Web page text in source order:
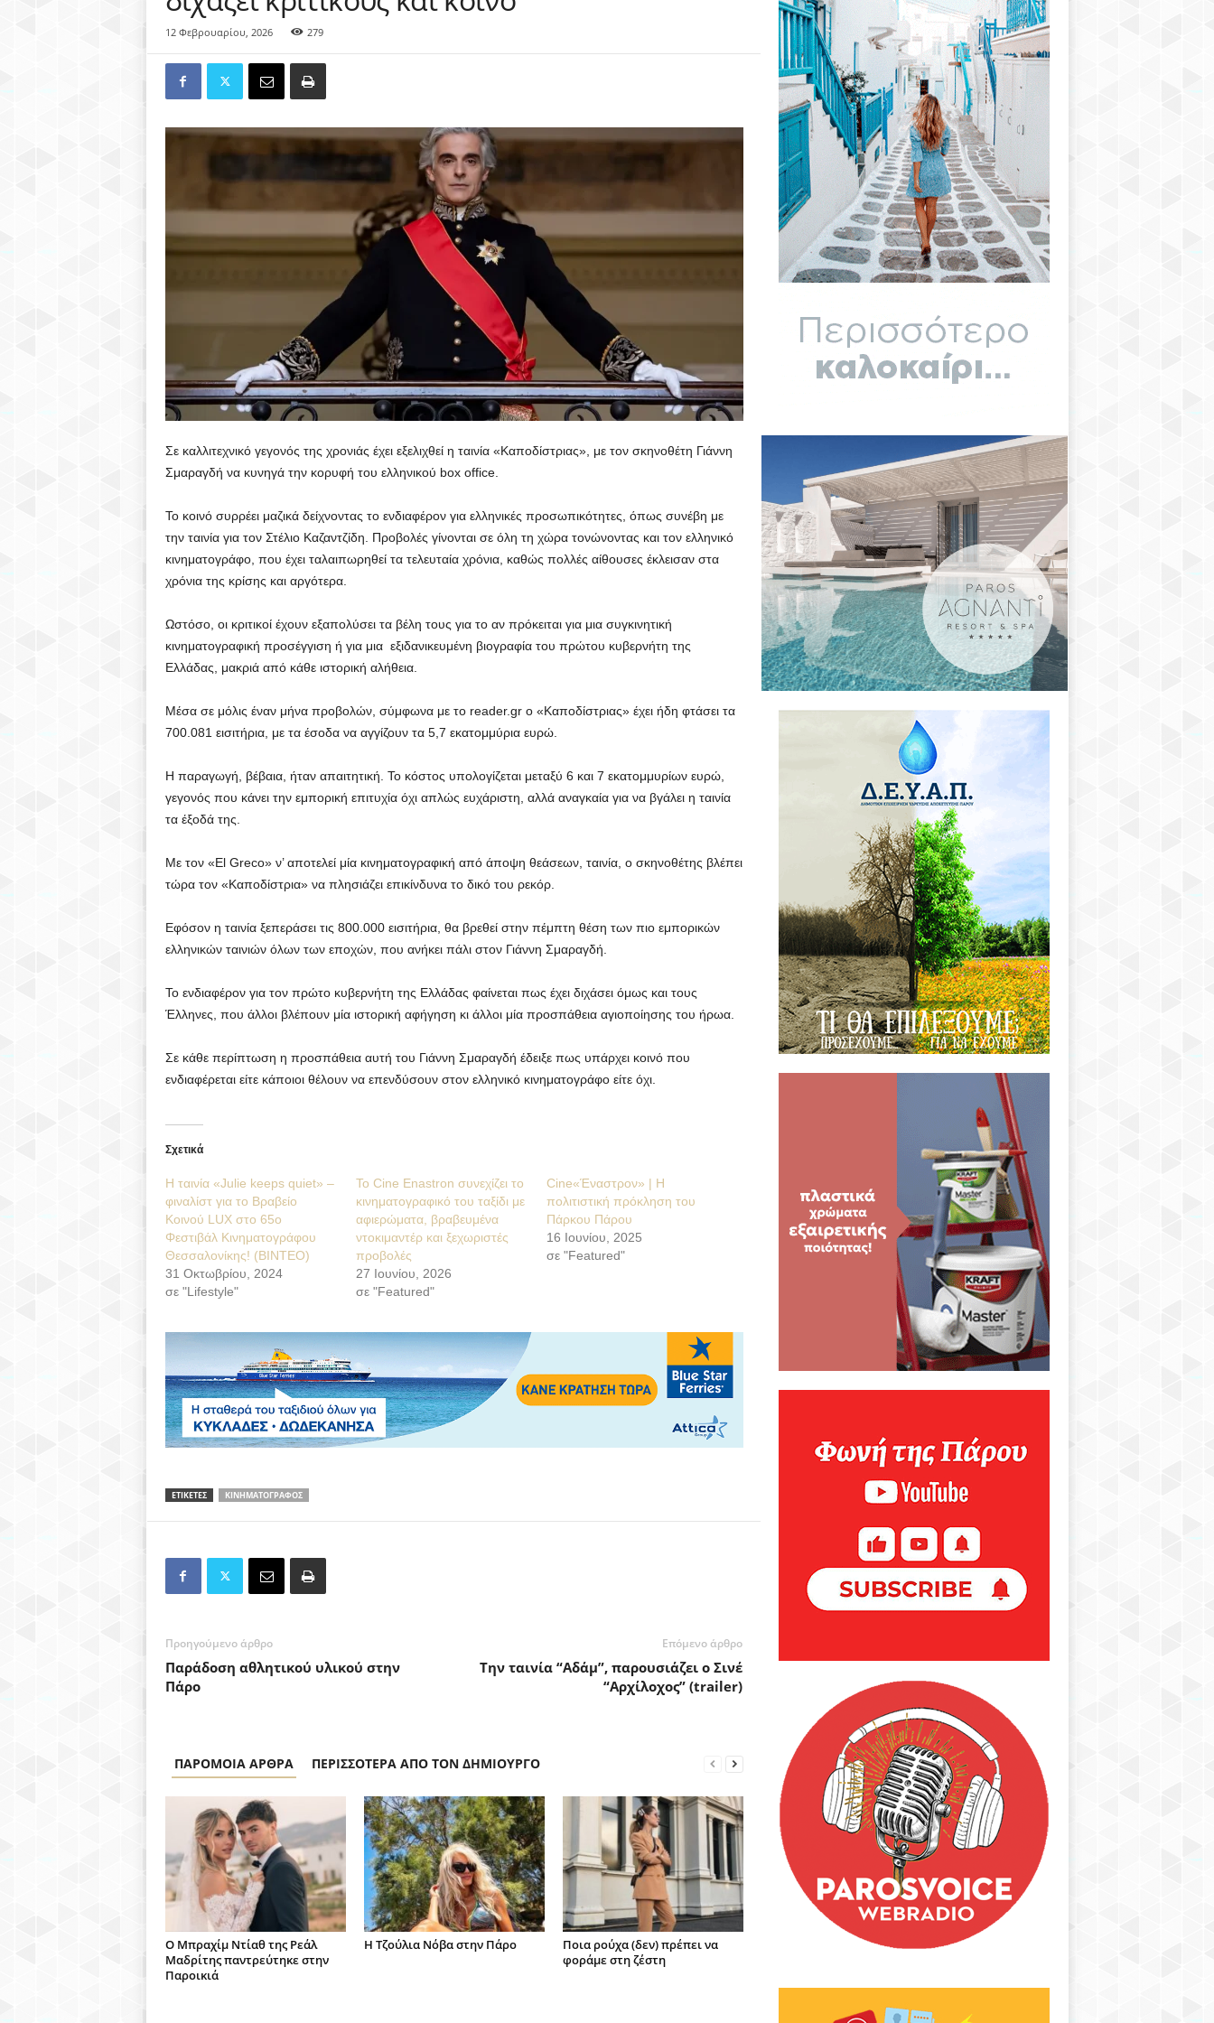
12 Φεβρουαρίου, 2026 279
Σε καλλιτεχνικό γεγονός της χρονιάς έχει εξελιχθεί η ταινία «Καποδίστριας», με τον σκηνοθέτη Γιάννη
Σμαραγδή να κυνηγά την κορυφή του ελληνικού box office.
Το κοινό συρρέει μαζικά δείχνοντας το ενδιαφέρον για ελληνικές προσωπικότητες, όπως συνέβη με
την ταινία για τον Στέλιο Καζαντζίδη. Προβολές γίνονται σε όλη τη χώρα τονώνοντας και τον ελληνικό
κινηματογράφο, που έχει ταλαιπωρηθεί τα τελευταία χρόνια, καθώς πολλές αίθουσες έκλεισαν στα
χρόνια της κρίσης και αργότερα.
Ωστόσο, οι κριτικοί έχουν εξαπολύσει τα βέλη τους για το αν πρόκειται για μια συγκινητική
κινηματογραφική προσέγγιση ή για μια εξιδανικευμένη βιογραφία του πρώτου κυβερνήτη της
Ελλάδας, μακριά από κάθε ιστορική αλήθεια.
Μέσα σε μόλις έναν μήνα προβολών, σύμφωνα με το reader.gr ο «Καποδίστριας» έχει ήδη φτάσει τα
700.081 εισιτήρια, με τα έσοδα να αγγίζουν τα 5,7 εκατομμύρια ευρώ.
Η παραγωγή, βέβαια, ήταν απαιτητική. Το κόστος υπολογίζεται μεταξύ 6 και 7 εκατομμυρίων ευρώ,
γεγονός που κάνει την εμπορική επιτυχία όχι απλώς ευχάριστη, αλλά αναγκαία για να βγάλει η ταινία
τα έξοδά της.
Με τον «El Greco» ν’ αποτελεί μία κινηματογραφική από άποψη θεάσεων, ταινία, ο σκηνοθέτης βλέπει
τώρα τον «Καποδίστρια» να πλησιάζει επικίνδυνα το δικό του ρεκόρ.
Εφόσον η ταινία ξεπεράσει τις 800.000 εισιτήρια, θα βρεθεί στην πέμπτη θέση των πιο εμπορικών
ελληνικών ταινιών όλων των εποχών, που ανήκει πάλι στον Γιάννη Σμαραγδή.
Το ενδιαφέρον για τον πρώτο κυβερνήτη της Ελλάδας φαίνεται πως έχει διχάσει όμως και τους
Έλληνες, που άλλοι βλέπουν μία ιστορική αφήγηση κι άλλοι μία προσπάθεια αγιοποίησης του ήρωα.
Σε κάθε περίπτωση η προσπάθεια αυτή του Γιάννη Σμαραγδή έδειξε πως υπάρχει κοινό που
ενδιαφέρεται είτε κάποιοι θέλουν να επενδύσουν στον ελληνικό κινηματογράφο είτε όχι.
Σχετικά
Η ταινία «Julie keeps quiet» –
φιναλίστ για το Βραβείο
Κοινού LUX στο 65ο
Φεστιβάλ Κινηματογράφου
Θεσσαλονίκης! (ΒΙΝΤΕΟ)
31 Οκτωβρίου, 2024
σε "Lifestyle"
Το Cine Enastron συνεχίζει το
κινηματογραφικό του ταξίδι με
αφιερώματα, βραβευμένα
ντοκιμαντέρ και ξεχωριστές
προβολές
27 Ιουνίου, 2026
σε "Featured"
Cine«Έναστρον» | Η
πολιτιστική πρόκληση του
Πάρκου Πάρου
16 Ιουνίου, 2025
σε "Featured"
ΕΤΙΚΕΤΕΣ ΚΙΝΗΜΑΤΟΓΡΑΦΟΣ
Προηγούμενο άρθρο
Παράδοση αθλητικού υλικού στην
Πάρο
Επόμενο άρθρο
Την ταινία “Αδάμ”, παρουσιάζει ο Σινέ
“Αρχίλοχος” (trailer)
ΠΑΡΟΜΟΙΑ ΑΡΘΡΑ ΠΕΡΙΣΣΟΤΕΡΑ ΑΠΟ ΤΟΝ ΔΗΜΙΟΥΡΓΟ
Ο Μπραχίμ Ντίαθ της Ρεάλ
Μαδρίτης παντρεύτηκε στην
Παροικιά
H Τζούλια Νόβα στην Πάρο
Ποια ρούχα (δεν) πρέπει να
φοράμε στη ζέστη